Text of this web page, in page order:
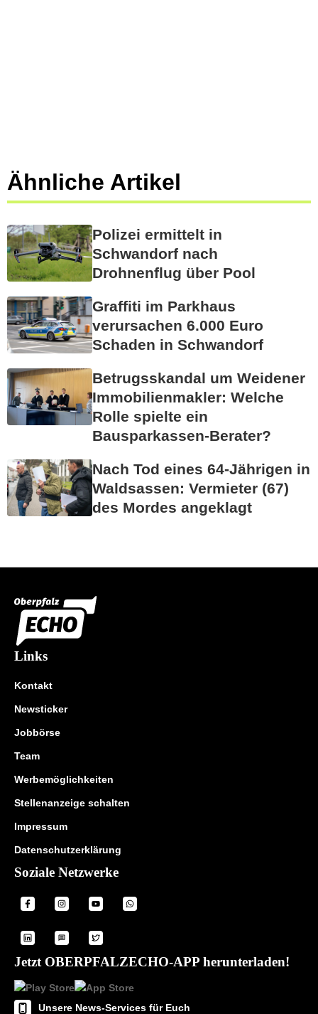
Ähnliche Artikel
Polizei ermittelt in
Schwandorf nach
Drohnenflug über Pool
Graffiti im Parkhaus
verursachen 6.000 Euro
Schaden in Schwandorf
Betrugsskandal um Weidener
Immobilienmakler: Welche
Rolle spielte ein
Bausparkassen-Berater?
Nach Tod eines 64-Jährigen in
Waldsassen: Vermieter (67)
des Mordes angeklagt
Links
Kontakt
Newsticker
Jobbörse
Team
Werbemöglichkeiten
Stellenanzeige schalten
Impressum
Datenschutzerklärung
Soziale Netzwerke
Jetzt OBERPFALZECHO-APP herunterladen!
Unsere News-Services für Euch